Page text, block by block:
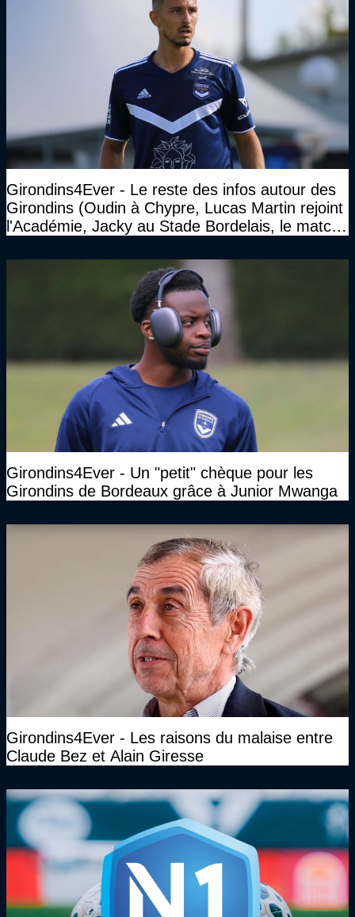
Girondins4Ever - Le reste des infos autour des
Girondins (Oudin à Chypre, Lucas Martin rejoint
l'Académie, Jacky au Stade Bordelais, le match
Girondins4Ever - Un "petit" chèque pour les
Girondins de Bordeaux grâce à Junior Mwanga
Girondins4Ever - Les raisons du malaise entre
Claude Bez et Alain Giresse